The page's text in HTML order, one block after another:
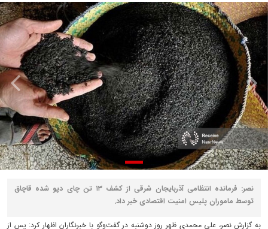
نصر: فرمانده انتظامی آذربایجان‌ شرقی از کشف ۱۳ تن چای دپو شده قاچاق
توسط ماموران پلیس امنیت اقتصادی خبر داد.
به گزارش نصر، علی محمدی ظهر روز دوشنبه در گفت‌وگو با خبرنگاران اظهار کرد: پس از